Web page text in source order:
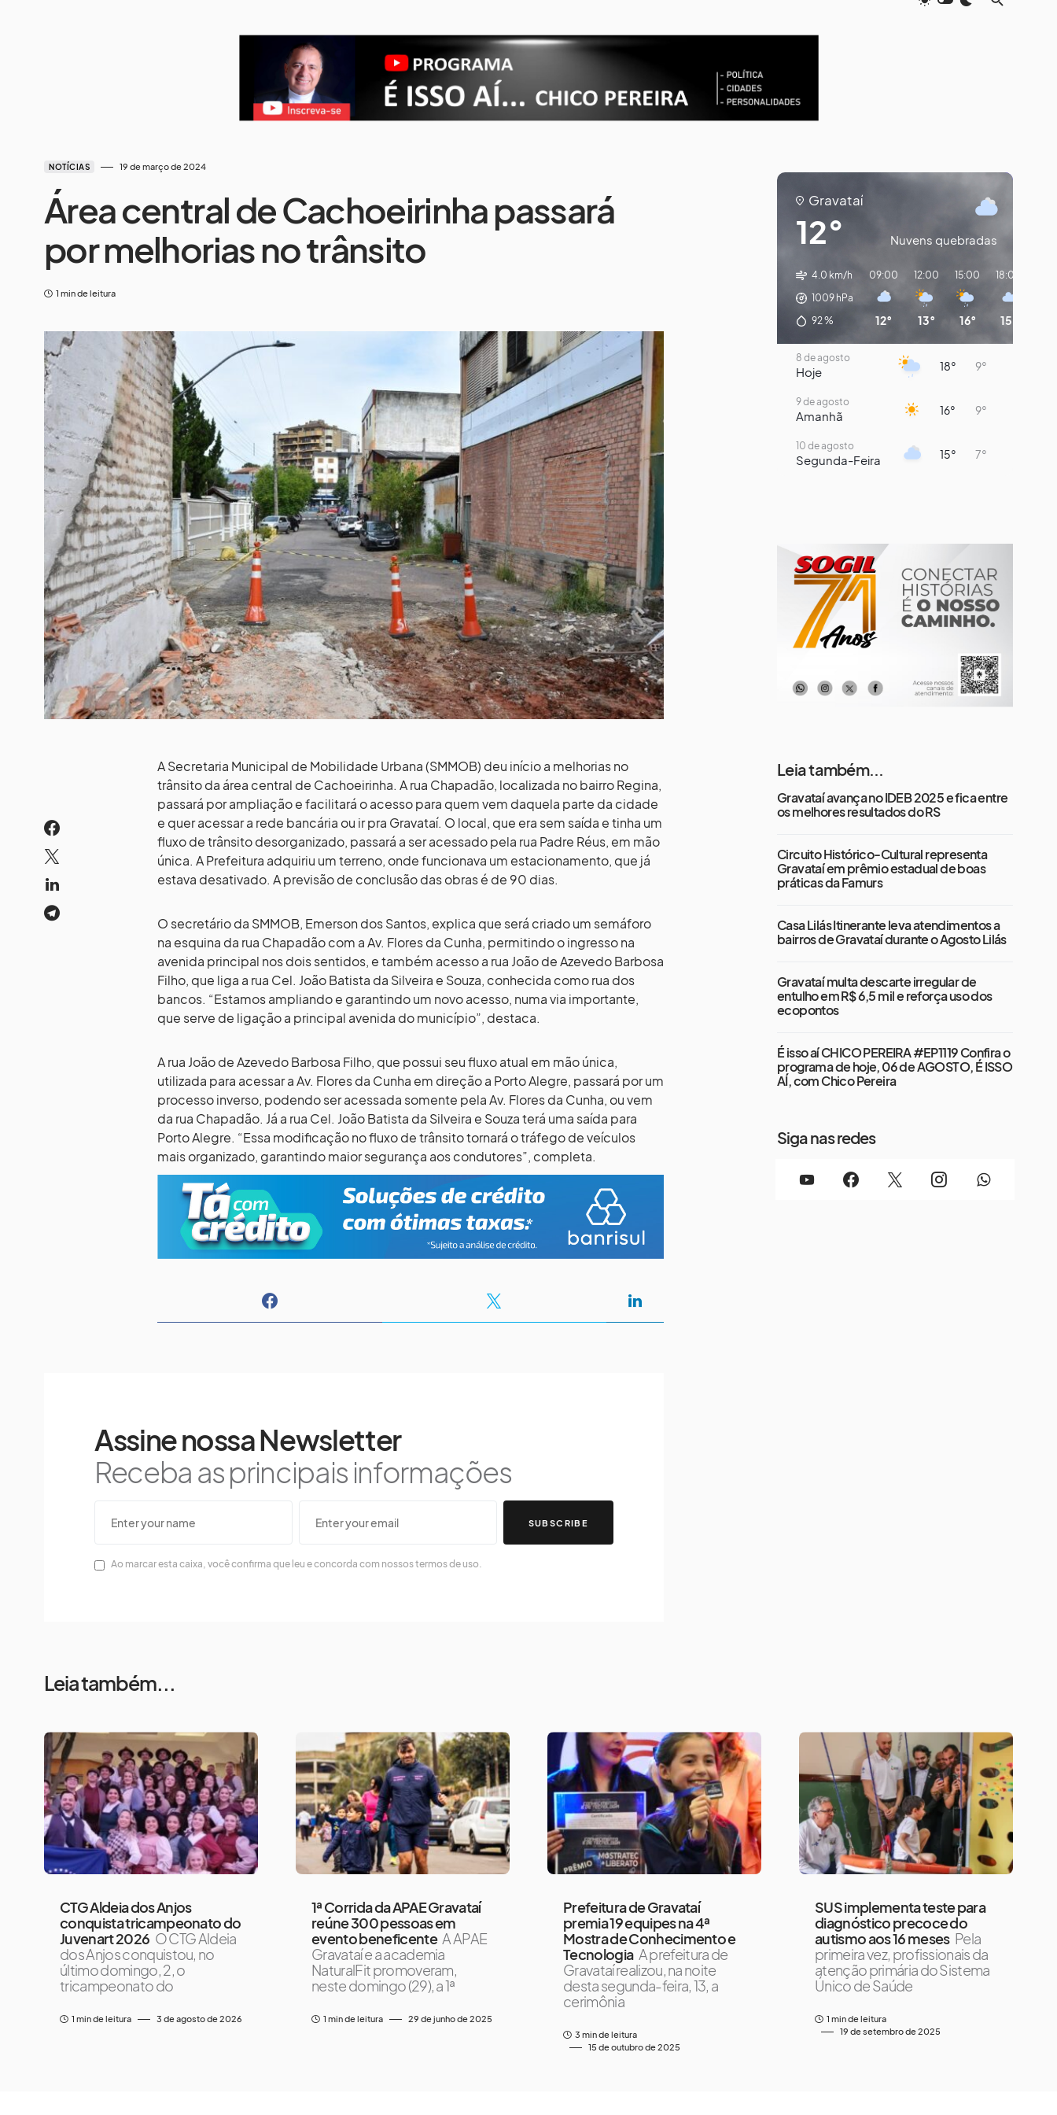
NOTÍCIAS 19 de março de 2024
Área central de Cachoeirinha passará
por melhorias no trânsito
1 min de leitura
A Secretaria Municipal de Mobilidade Urbana (SMMOB) deu início a melhorias no
trânsito da área central de Cachoeirinha. A rua Chapadão, localizada no bairro Regina,
passará por ampliação e facilitará o acesso para quem vem daquela parte da cidade
e quer acessar a rede bancária ou ir pra Gravataí. O local, que era sem saída e tinha um
fluxo de trânsito desorganizado, passará a ser acessado pela rua Padre Réus, em mão
única. A Prefeitura adquiriu um terreno, onde funcionava um estacionamento, que já
estava desativado. A previsão de conclusão das obras é de 90 dias.
O secretário da SMMOB, Emerson dos Santos, explica que será criado um semáforo
na esquina da rua Chapadão com a Av. Flores da Cunha, permitindo o ingresso na
avenida principal nos dois sentidos, e também acesso a rua João de Azevedo Barbosa
Filho, que liga a rua Cel. João Batista da Silveira e Souza, conhecida como rua dos
bancos. “Estamos ampliando e garantindo um novo acesso, numa via importante,
que serve de ligação a principal avenida do município”, destaca.
A rua João de Azevedo Barbosa Filho, que possui seu fluxo atual em mão única,
utilizada para acessar a Av. Flores da Cunha em direção a Porto Alegre, passará por um
processo inverso, podendo ser acessada somente pela Av. Flores da Cunha, ou vem
da rua Chapadão. Já a rua Cel. João Batista da Silveira e Souza terá uma saída para
Porto Alegre. “Essa modificação no fluxo de trânsito tornará o tráfego de veículos
mais organizado, garantindo maior segurança aos condutores”, completa.
Assine nossa Newsletter
Receba as principais informações
SUBSCRIBE
Ao marcar esta caixa, você confirma que leu e concorda com nossos termos de uso.
Gravataí
12° Nuvens quebradas
4.0 km/h
1009 hPa
92%
09:00
12°
12:00
13°
15:00
16°
18:00
15°
8 de agosto
Hoje 18° 9°
9 de agosto
Amanhã 16° 9°
10 de agosto
Segunda-Feira 15° 7°
Quarta-Feira 14° 12°
13 de agosto
Quinta-Feira 19° 14°
14 de agosto
Sexta-Feira 19° 14°
Leia também...
Gravataí avança no IDEB 2025 e fica entre
os melhores resultados do RS
Circuito Histórico-Cultural representa
Gravataí em prêmio estadual de boas
práticas da Famurs
Casa Lilás Itinerante leva atendimentos a
bairros de Gravataí durante o Agosto Lilás
Gravataí multa descarte irregular de
entulho em R$ 6,5 mil e reforça uso dos
ecopontos
É isso aí CHICO PEREIRA #EP1119 Confira o
programa de hoje, 06 de AGOSTO, É ISSO
AÍ, com Chico Pereira
Siga nas redes
Leia também...
CTG Aldeia dos Anjos
conquista tricampeonato do
Juvenart 2026 O CTG Aldeia
dos Anjos conquistou, no
último domingo, 2, o
tricampeonato do
1 min de leitura 3 de agosto de 2026
1ª Corrida da APAE Gravataí
reúne 300 pessoas em
evento beneficente A APAE
Gravataí e a academia
NaturalFit promoveram,
neste domingo (29), a 1ª
1 min de leitura 29 de junho de 2025
Prefeitura de Gravataí
premia 19 equipes na 4ª
Mostra de Conhecimento e
Tecnologia A prefeitura de
Gravataí realizou, na noite
desta segunda-feira, 13, a
cerimônia
3 min de leitura
15 de outubro de 2025
SUS implementa teste para
diagnóstico precoce do
autismo aos 16 meses Pela
primeira vez, profissionais da
atenção primária do Sistema
Único de Saúde
1 min de leitura
19 de setembro de 2025